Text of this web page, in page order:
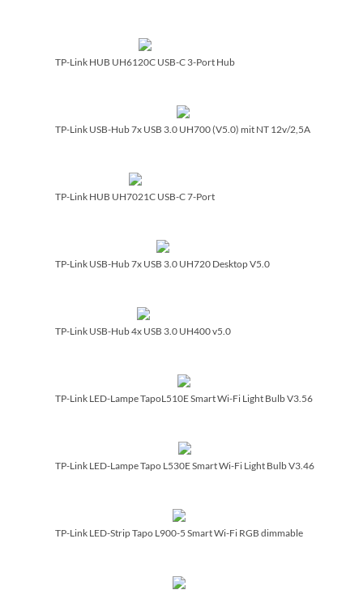
TP-Link HUB UH6120C USB-C 3-Port Hub
TP-Link USB-Hub 7x USB 3.0 UH700 (V5.0) mit NT 12v/­2,5A
TP-Link HUB UH7021C USB-C 7-Port
TP-Link USB-Hub 7x USB 3.0 UH720 Desktop V5.0
TP-Link USB-Hub 4x USB 3.0 UH400 v5.0
TP-Link LED-Lampe TapoL510E Smart Wi-Fi Light Bulb V3.56
TP-Link LED-Lampe Tapo L530E Smart Wi-Fi Light Bulb V3.46
TP-Link LED-Strip Tapo L900-5 Smart Wi-Fi RGB dimmable